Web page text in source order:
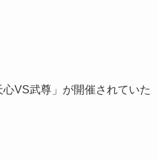
VS武尊」が開催されていた